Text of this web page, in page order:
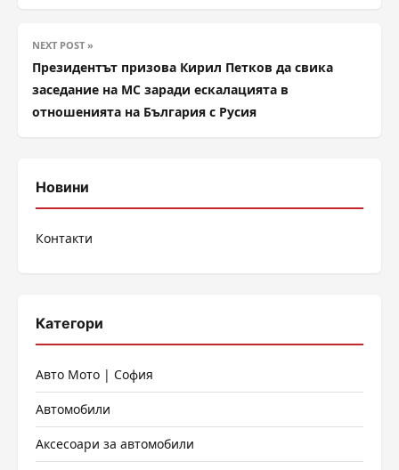
NEXT POST »
Президентът призова Кирил Петков да свика
заседание на МС заради ескалацията в
отношенията на България с Русия
Новини
Контакти
Категори
Авто Мото | София
Автомобили
Аксесоари за автомобили